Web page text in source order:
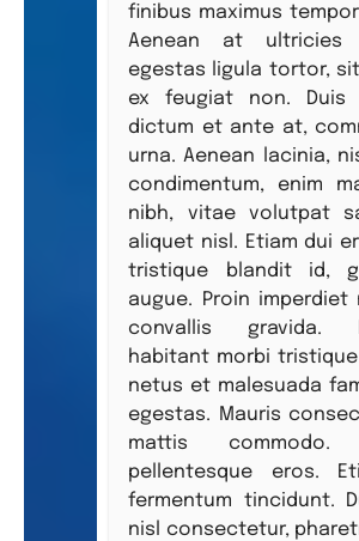
finibus maximus
Aenean at ultricies
egestas ligula tortor,
ex feugiat non. Duis
dictum et ante at,
urna. Aenean lacinia,
condimentum, enim
nibh, vitae volutpat
aliquet nisl. Etiam dui
tristique blandit id,
augue. Proin
convallis gravida.
habitant morbi
netus et malesuada
egestas. Mauris
mattis
pellentesque eros.
fermentum tincidunt.
nisl consectetur,